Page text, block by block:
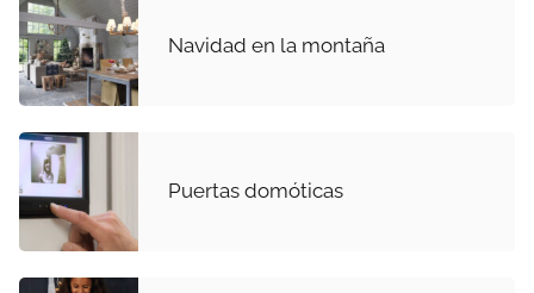
Navidad en la montaña
Puertas domóticas